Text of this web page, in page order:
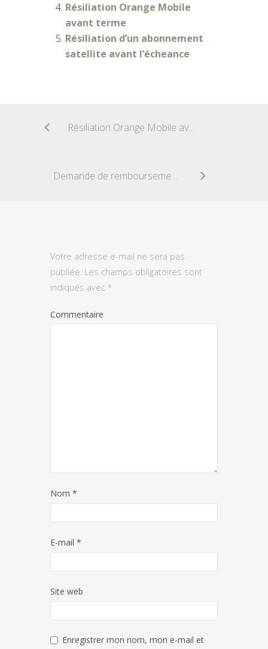
Résiliation Orange Mobile
avant terme
Résiliation d’un abonnement
satellite avant l’écheance
Résiliation Orange Mobile avant terme
Demande de remboursement d’un acompte
Votre adresse e-mail ne sera pas
publiée. Les champs obligatoires sont
indiqués avec *
Commentaire
Nom *
E-mail *
Site web
Enregistrer mon nom, mon e-mail et